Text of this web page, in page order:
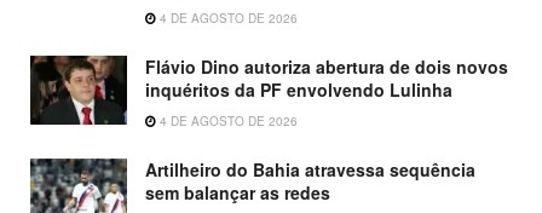
4 DE AGOSTO DE 2026
Flávio Dino autoriza abertura de dois novos
inquéritos da PF envolvendo Lulinha
4 DE AGOSTO DE 2026
Artilheiro do Bahia atravessa sequência
sem balançar as redes